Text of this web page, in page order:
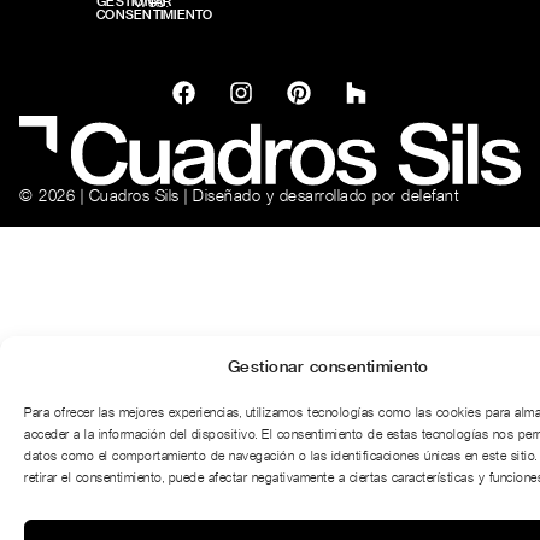
Gestionar consentimiento
Para ofrecer las mejores experiencias, utilizamos tecnologías como las cookies para
acceder a la información del dispositivo. El consentimiento de estas tecnologías nos
datos como el comportamiento de navegación o las identificaciones únicas en este
retirar el consentimiento, puede afectar negativamente a ciertas características y
CONSENTIMIENTO
© 2026 | Cuadros Sils | Diseñado y desarrollado por delefant